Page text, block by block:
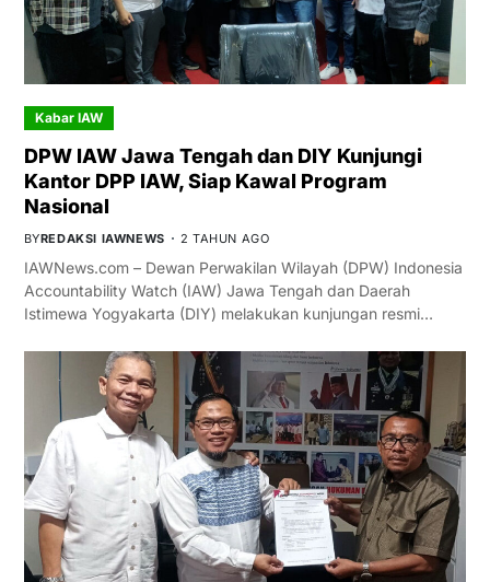
Kabar IAW
DPW IAW Jawa Tengah dan DIY Kunjungi
Kantor DPP IAW, Siap Kawal Program
Nasional
BYREDAKSI IAWNEWS 2 TAHUN AGO
IAWNews.com – Dewan Perwakilan Wilayah (DPW) Indonesia
Accountability Watch (IAW) Jawa Tengah dan Daerah
Istimewa Yogyakarta (DIY) melakukan kunjungan resmi…